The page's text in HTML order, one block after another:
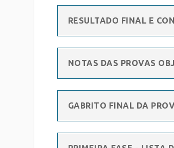
RESULTADO FINAL E
NOTAS DAS PROVAS
GABRITO FINAL DA